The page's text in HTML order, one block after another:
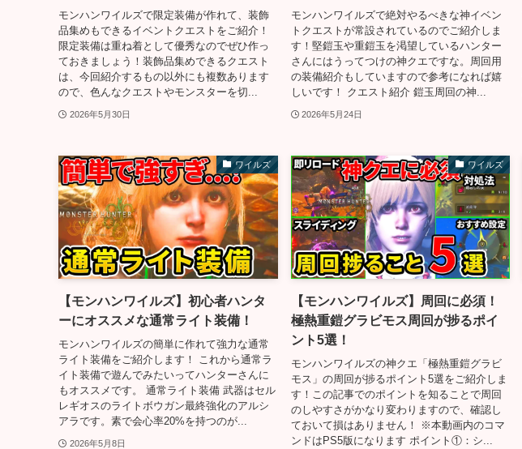
モンハンワイルズで限定装備が作れて、装飾
品集めもできるイベントクエストをご紹介！
限定装備は重ね着として優秀なのでぜひ作っ
ておきましょう！装飾品集めできるクエスト
は、今回紹介するもの以外にも複数あります
ので、色んなクエストやモンスターを切...
2026年5月30日
モンハンワイルズで絶対やるべきな神イベン
トクエストが常設されているのでご紹介しま
す！堅鎧玉や重鎧玉を渇望しているハンター
さんにはうってつけの神クエですな。周回用
の装備紹介もしていますので参考になれば嬉
しいです！ クエスト紹介 鎧玉周回の神...
2026年5月24日
ワイルズ
【モンハンワイルズ】初心者ハンタ
ーにオススメな通常ライト装備！
モンハンワイルズの簡単に作れて強力な通常
ライト装備をご紹介します！ これから通常ラ
イト装備で遊んでみたいってハンターさんに
もオススメです。 通常ライト装備 武器はセル
レギオスのライトボウガン最終強化のアルシ
アラです。素で会心率20%を持つのが...
2026年5月8日
ワイルズ
【モンハンワイルズ】周回に必須！
極熱重鎧グラビモス周回が捗るポイ
ント5選！
モンハンワイルズの神クエ「極熱重鎧グラビ
モス」の周回が捗るポイント5選をご紹介しま
す！この記事でのポイントを知ることで周回
のしやすさがかなり変わりますので、確認し
ておいて損はありません！ ※本動画内のコマ
ンドはPS5版になります ポイント①：シ...